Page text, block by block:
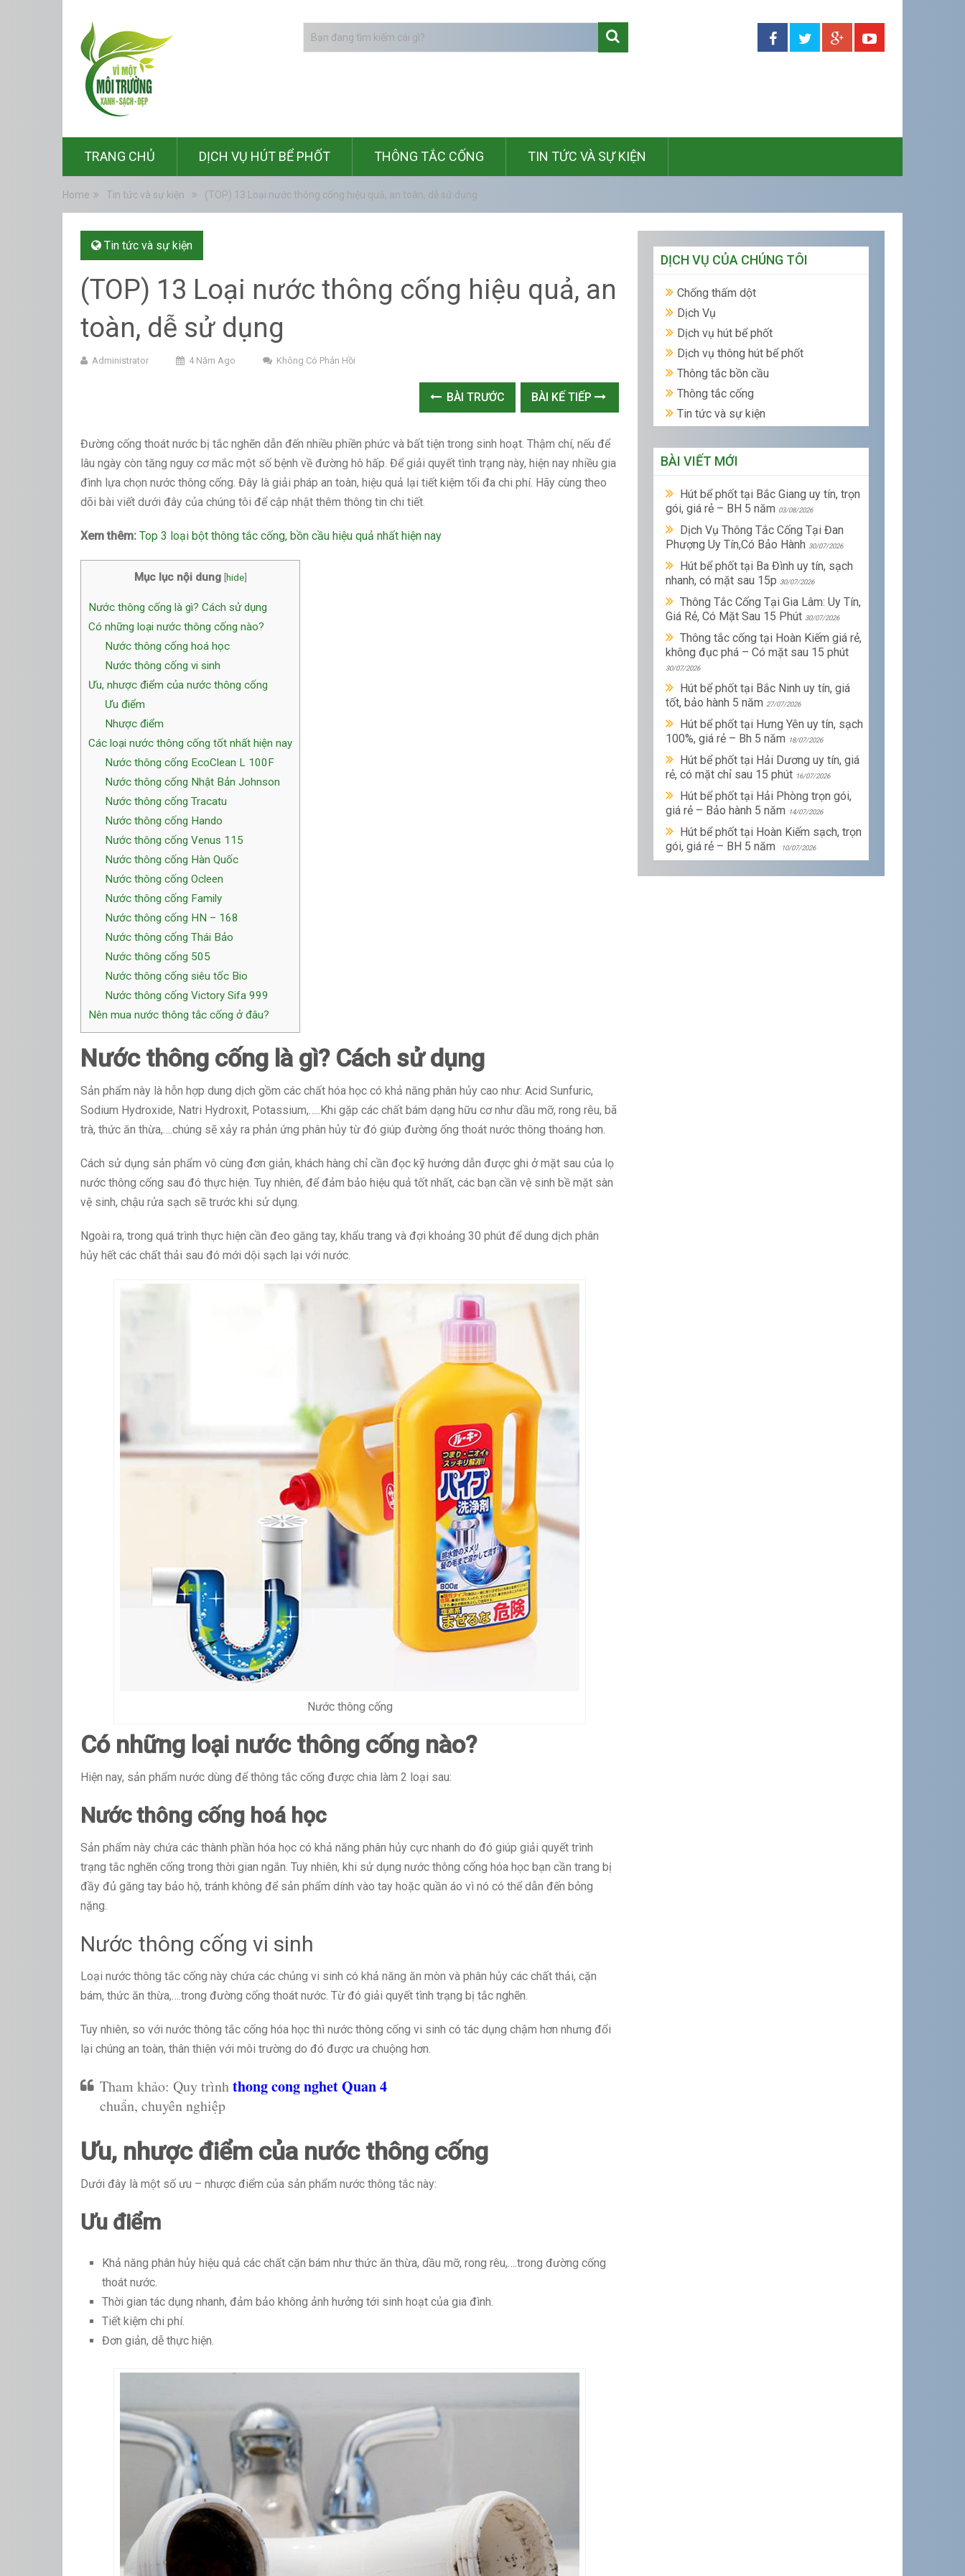
TRANG CHỦ DỊCH VỤ HÚT BỂ PHỐT THÔNG TẮC CỐNG TIN TỨC VÀ SỰ KIỆN
Home Tin tức và sự kiện (TOP) 13 Loại nước thông cống hiệu quả, an toàn, dễ sử dụng
Tin tức và sự kiện
(TOP) 13 Loại nước thông cống hiệu quả, an
toàn, dễ sử dụng
Administrator 4 Năm Ago Không Có Phản Hồi
BÀI TRƯỚC BÀI KẾ TIẾP
Đường cống thoát nước bị tắc nghẽn dẫn đến nhiều phiền phức và bất tiện trong sinh hoạt. Thậm chí, nếu để
lâu ngày còn tăng nguy cơ mắc một số bệnh về đường hô hấp. Để giải quyết tình trạng này, hiện nay nhiều gia
đình lựa chọn nước thông cống. Đây là giải pháp an toàn, hiệu quả lại tiết kiệm tối đa chi phí. Hãy cùng theo
dõi bài viết dưới đây của chúng tôi để cập nhật thêm thông tin chi tiết.
Xem thêm: Top 3 loại bột thông tắc cống, bồn cầu hiệu quả nhất hiện nay
Mục lục nội dung [hide]
Nước thông cống là gì? Cách sử dụng
Có những loại nước thông cống nào?
Nước thông cống hoá học
Nước thông cống vi sinh
Ưu, nhược điểm của nước thông cống
Ưu điểm
Nhược điểm
Các loại nước thông cống tốt nhất hiện nay
Nước thông cống EcoClean L 100F
Nước thông cống Nhật Bản Johnson
Nước thông cống Tracatu
Nước thông cống Hando
Nước thông cống Venus 115
Nước thông cống Hàn Quốc
Nước thông cống Ocleen
Nước thông cống Family
Nước thông cống HN – 168
Nước thông cống Thái Bảo
Nước thông cống 505
Nước thông cống siêu tốc Bio
Nước thông cống Victory Sifa 999
Nên mua nước thông tắc cống ở đâu?
Nước thông cống là gì? Cách sử dụng
Sản phẩm này là hỗn hợp dung dịch gồm các chất hóa học có khả năng phân hủy cao như: Acid Sunfuric,
Sodium Hydroxide, Natri Hydroxit, Potassium,…..Khi gặp các chất bám dạng hữu cơ như dầu mỡ, rong rêu, bã
trà, thức ăn thừa,….chúng sẽ xảy ra phản ứng phân hủy từ đó giúp đường ống thoát nước thông thoáng hơn.
Cách sử dụng sản phẩm vô cùng đơn giản, khách hàng chỉ cần đọc kỹ hướng dẫn được ghi ở mặt sau của lọ
nước thông cống sau đó thực hiện. Tuy nhiên, để đảm bảo hiệu quả tốt nhất, các bạn cần vệ sinh bề mặt sàn
vệ sinh, chậu rửa sạch sẽ trước khi sử dụng.
Ngoài ra, trong quá trình thực hiện cần đeo găng tay, khẩu trang và đợi khoảng 30 phút để dung dịch phân
hủy hết các chất thải sau đó mới dội sạch lại với nước.
Nước thông cống
Có những loại nước thông cống nào?
Hiện nay, sản phẩm nước dùng để thông tắc cống được chia làm 2 loại sau:
Nước thông cống hoá học
Sản phẩm này chứa các thành phần hóa học có khả năng phân hủy cực nhanh do đó giúp giải quyết trình
trạng tắc nghẽn cống trong thời gian ngắn. Tuy nhiên, khi sử dụng nước thông cống hóa học bạn cần trang bị
đầy đủ găng tay bảo hộ, tránh không để sản phẩm dính vào tay hoặc quần áo vì nó có thể dẫn đến bỏng
nặng.
Nước thông cống vi sinh
Loại nước thông tắc cống này chứa các chủng vi sinh có khả năng ăn mòn và phân hủy các chất thải, cặn
bám, thức ăn thừa,….trong đường cống thoát nước. Từ đó giải quyết tình trạng bị tắc nghẽn.
Tuy nhiên, so với nước thông tắc cống hóa học thì nước thông cống vi sinh có tác dụng chậm hơn nhưng đổi
lại chúng an toàn, thân thiện với môi trường do đó được ưa chuộng hơn.
Tham khảo: Quy trìnhthong cong nghet Quan 4
chuẩn, chuyên nghiệp
Ưu, nhược điểm của nước thông cống
Dưới đây là một số ưu – nhược điểm của sản phẩm nước thông tắc này:
Ưu điểm
Khả năng phân hủy hiệu quả các chất cặn bám như thức ăn thừa, dầu mỡ, rong rêu,….trong đường cống
thoát nước.
Thời gian tác dụng nhanh, đảm bảo không ảnh hưởng tới sinh hoạt của gia đình.
Tiết kiệm chi phí.
Đơn giản, dễ thực hiện.
DỊCH VỤ CỦA CHÚNG TÔI
Chống thấm dột
Dịch Vụ
Dịch vụ hút bể phốt
Dịch vụ thông hút bể phốt
Thông tắc bồn cầu
Thông tắc cống
Tin tức và sự kiện
BÀI VIẾT MỚI
Hút bể phốt tại Bắc Giang uy tín, trọn
gói, giá rẻ – BH 5 năm 03/08/2026
Dịch Vụ Thông Tắc Cống Tại Đan
Phượng Uy Tín,Có Bảo Hành 30/07/2026
Hút bể phốt tại Ba Đình uy tín, sạch
nhanh, có mặt sau 15p 30/07/2026
Thông Tắc Cống Tại Gia Lâm: Uy Tín,
Giá Rẻ, Có Mặt Sau 15 Phút 30/07/2026
Thông tắc cống tại Hoàn Kiếm giá rẻ,
không đục phá – Có mặt sau 15 phút
30/07/2026
Hút bể phốt tại Bắc Ninh uy tín, giá
tốt, bảo hành 5 năm 27/07/2026
Hút bể phốt tại Hưng Yên uy tín, sạch
100%, giá rẻ – Bh 5 năm
18/07/2026
Hút bể phốt tại Hải Dương uy tín, giá
rẻ, có mặt chỉ sau 15 phút 16/07/2026
Hút bể phốt tại Hải Phòng trọn gói,
giá rẻ – Bảo hành 5 năm
14/07/2026
Hút bể phốt tại Hoàn Kiếm sạch, trọn
gói, giá rẻ – BH 5 năm
10/07/2026